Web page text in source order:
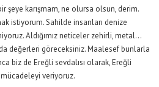
şeye karışmam, ne olursa olsun, derim.
istiyorum. Sahilde insanları denize
Aldığımız neticeler zehirli, metal…
değerleri göreceksiniz. Maalesef bunlarla
biz de Ereğli sevdalısı olarak, Ereğli
veriyoruz.